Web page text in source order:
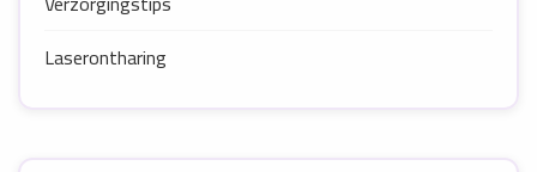
Laserontharing